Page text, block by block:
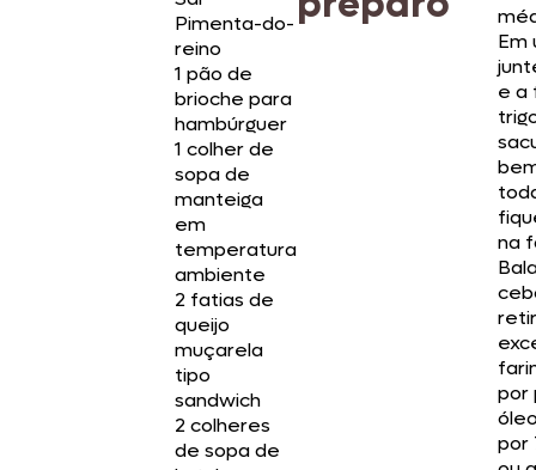
Pimenta-do-
reino
1 pão de
brioche para
hambúrguer
1 colher de
sopa de
manteiga
em
temperatura
ambiente
2 fatias de
queijo
muçarela
tipo
sandwich
2 colheres
de sopa de
Em
e a
na
por
por